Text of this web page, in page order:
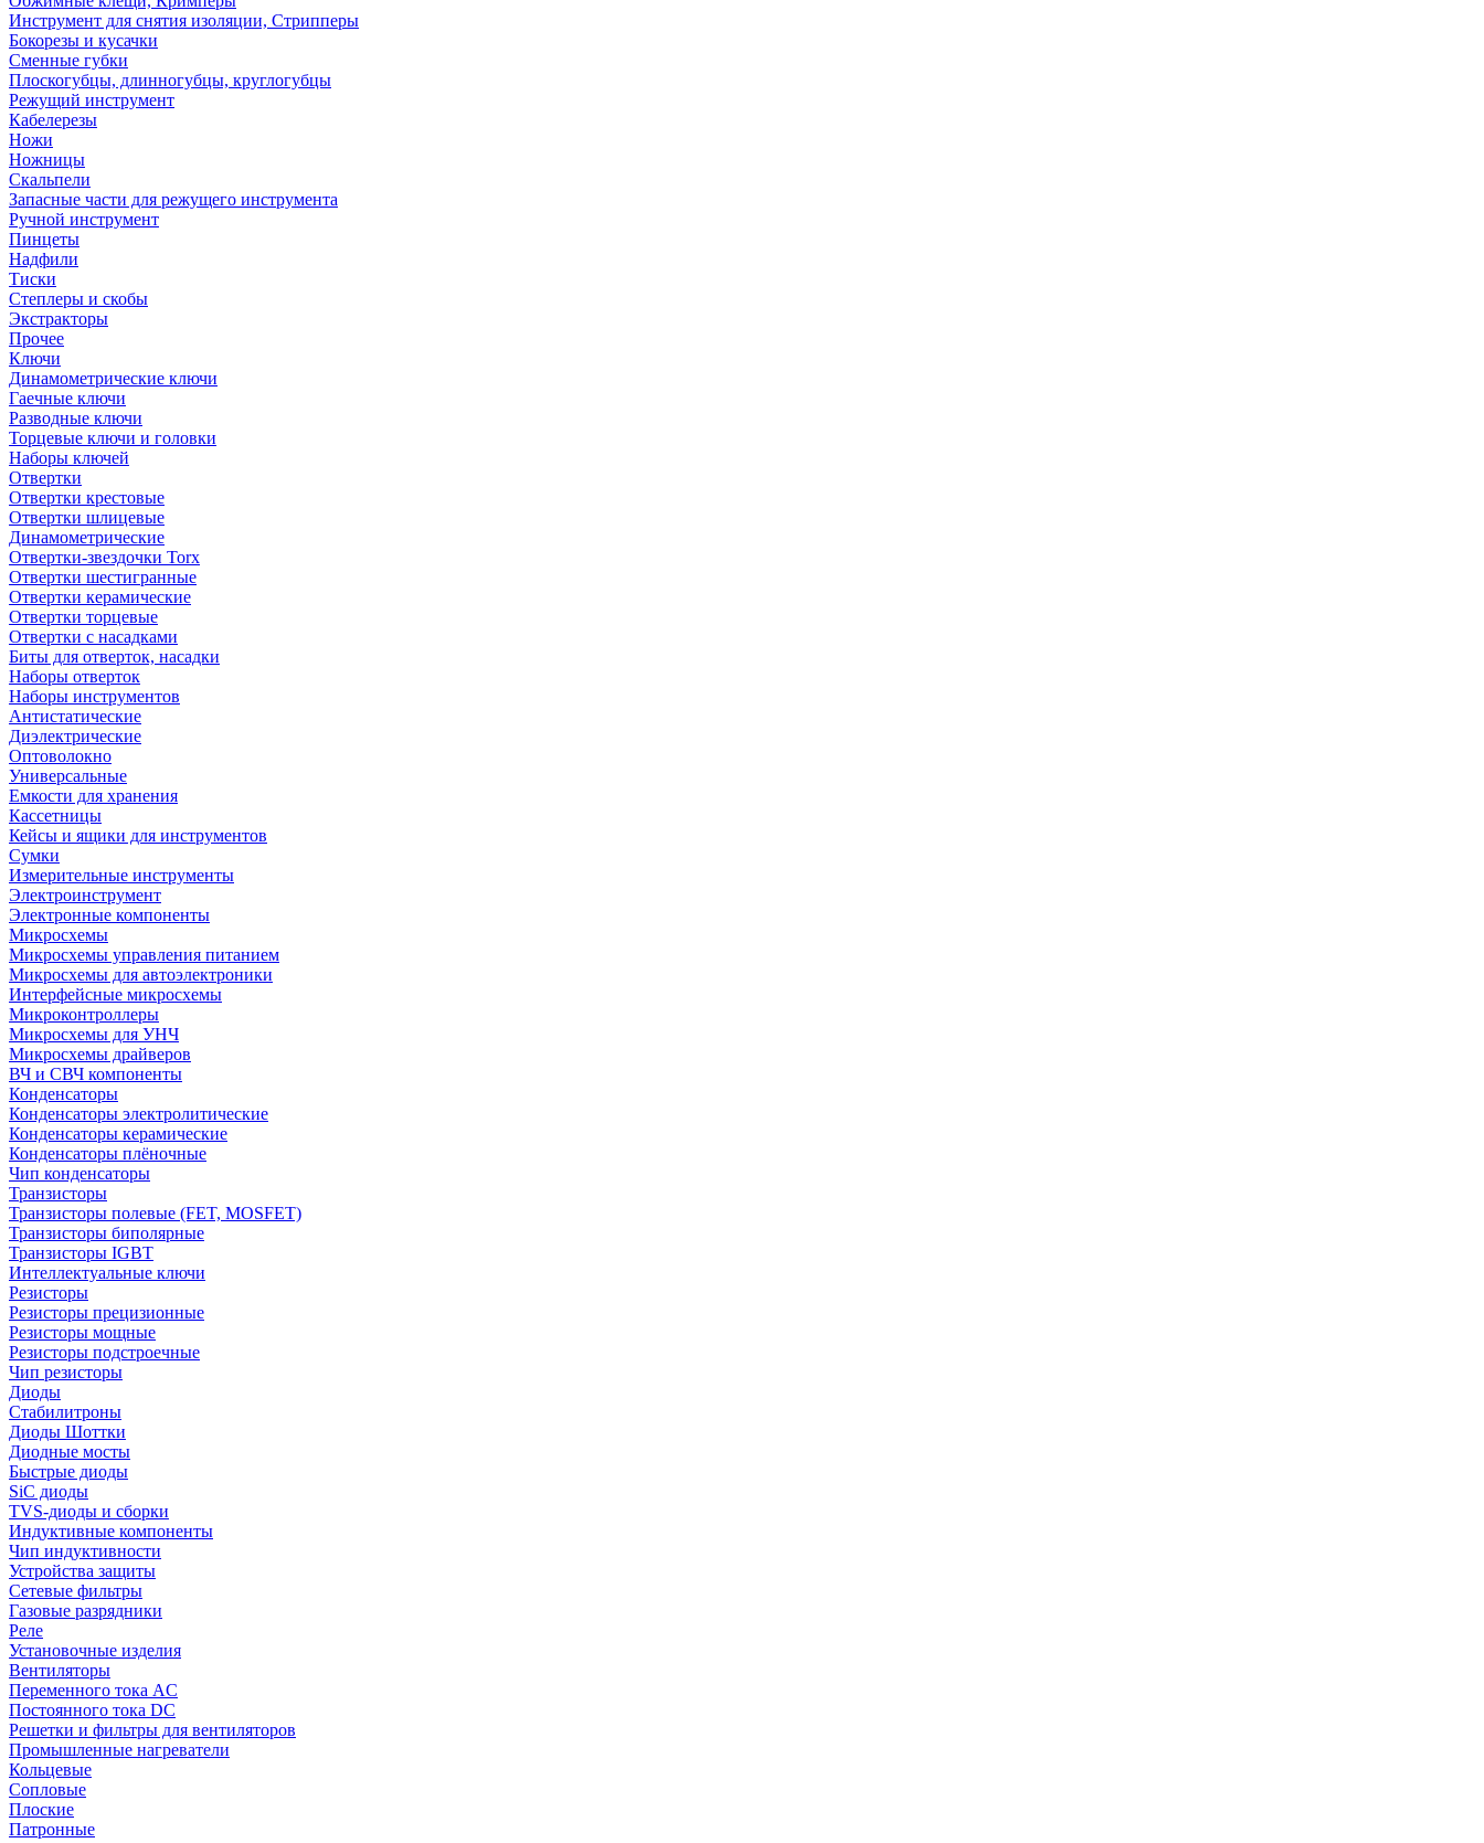
Инструмент для снятия изоляции, Стрипперы
Бокорезы и кусачки
Сменные губки
Плоскогубцы, длинногубцы, круглогубцы
Режущий инструмент
Кабелерезы
Ножи
Ножницы
Скальпели
Запасные части для режущего инструмента
Ручной инструмент
Пинцеты
Надфили
Тиски
Степлеры и скобы
Экстракторы
Прочее
Ключи
Динамометрические ключи
Гаечные ключи
Разводные ключи
Торцевые ключи и головки
Наборы ключей
Отвертки
Отвертки крестовые
Отвертки шлицевые
Динамометрические
Отвертки-звездочки Torx
Отвертки шестигранные
Отвертки керамические
Отвертки торцевые
Отвертки с насадками
Биты для отверток, насадки
Наборы отверток
Наборы инструментов
Антистатические
Диэлектрические
Оптоволокно
Универсальные
Емкости для хранения
Кассетницы
Кейсы и ящики для инструментов
Сумки
Измерительные инструменты
Электроинструмент
Электронные компоненты
Микросхемы
Микросхемы управления питанием
Микросхемы для автоэлектроники
Интерфейсные микросхемы
Микроконтроллеры
Микросхемы для УНЧ
Микросхемы драйверов
ВЧ и СВЧ компоненты
Конденсаторы
Конденсаторы электролитические
Конденсаторы керамические
Конденсаторы плёночные
Чип конденсаторы
Транзисторы
Транзисторы полевые (FET, MOSFET)
Транзисторы биполярные
Транзисторы IGBT
Интеллектуальные ключи
Резисторы
Резисторы прецизионные
Резисторы мощные
Резисторы подстроечные
Чип резисторы
Диоды
Стабилитроны
Диоды Шоттки
Диодные мосты
Быстрые диоды
SiC диоды
TVS-диоды и сборки
Индуктивные компоненты
Чип индуктивности
Устройства защиты
Сетевые фильтры
Газовые разрядники
Реле
Установочные изделия
Вентиляторы
Переменного тока AC
Постоянного тока DC
Решетки и фильтры для вентиляторов
Промышленные нагреватели
Кольцевые
Сопловые
Плоские
Патронные